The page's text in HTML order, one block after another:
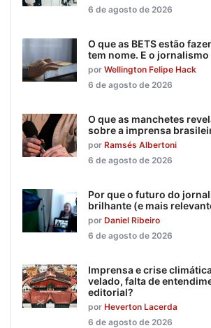
6 de agosto de 2026
O que as BETS estão
tem nome. E o
por Wellington Felipe Hack
6 de agosto de 2026
O que as manchetes
sobre a imprensa
por Ramsés Albertoni
6 de agosto de 2026
Por que o futuro do
brilhante (e mais
por Daniel Ribeiro
6 de agosto de 2026
Imprensa e crise
velado, falta de
editorial?
por Heverton Lacerda
6 de agosto de 2026